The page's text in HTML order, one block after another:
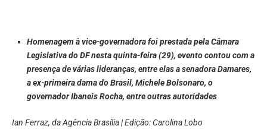
Homenagem à vice-governadora foi prestada pela Câmara
Legislativa do DF nesta quinta-feira (29), evento contou com a
presença de várias lideranças, entre elas a senadora Damares,
a ex-primeira dama do Brasil, Michele Bolsonaro, o
governador Ibaneis Rocha, entre outras autoridades
Ian Ferraz, da Agência Brasília | Edição: Carolina Lobo